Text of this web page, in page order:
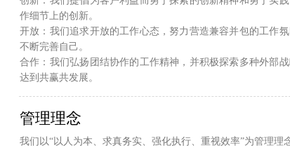
作细节上的创新。
开放：我们追求开放的工作心态，努力营造兼容并包的工作
不断完善自己。
合作：我们弘扬团结协作的工作精神，并积极探索多种外部
达到共赢共发展。
管理理念
我们以“以人为本、求真务实、强化执行、重视效率”为管理理